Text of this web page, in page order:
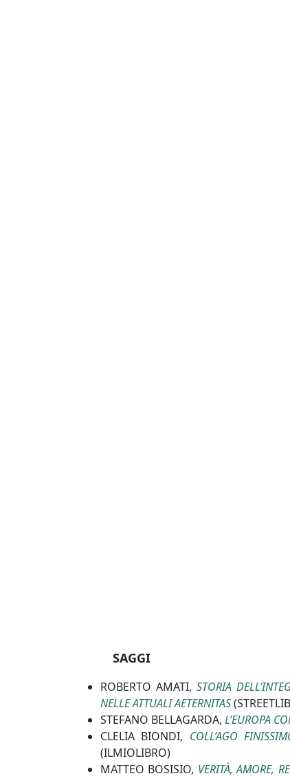
SAGGI
ROBERTO AMATI, STORIA
NELLE ATTUALI AETERNITAS
STEFANO BELLAGARDA, L’EUROPA
CLELIA BIONDI, COLL’AGO
(ILMIOLIBRO)
MATTEO BOSISIO, VERITÀ, AMORE,